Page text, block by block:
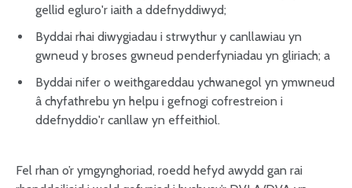
gellid egluro'r iaith a ddefnyddiwyd;
Byddai rhai diwygiadau i strwythur y canllawiau yn
gwneud y broses gwneud penderfyniadau yn gliriach; a
Byddai nifer o weithgareddau ychwanegol yn ymwneud
â chyfathrebu yn helpu i gefnogi cofrestreion i
ddefnyddio'r canllaw yn effeithiol.
Fel rhan o’r ymgynghoriad, roedd hefyd awydd gan rai